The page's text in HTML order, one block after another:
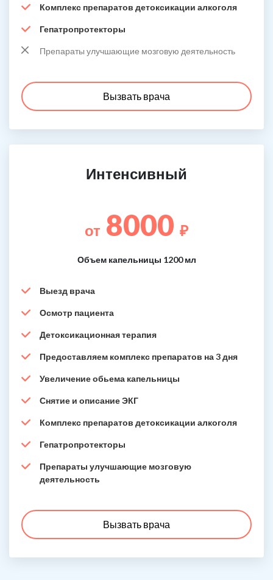
Комплекс препаратов детоксикации алкоголя
Гепатропротекторы
Препараты улучшающие мозговую деятельность
Вызвать врача
Интенсивный
от 8000 ₽
Объем капельницы 1200 мл
Выезд врача
Осмотр пациента
Детоксикационная терапия
Предоставляем комплекс препаратов на 3 дня
Увеличение обьема капельницы
Снятие и описание ЭКГ
Комплекс препаратов детоксикации алкоголя
Гепатропротекторы
Препараты улучшающие мозговую
деятельность
Вызвать врача